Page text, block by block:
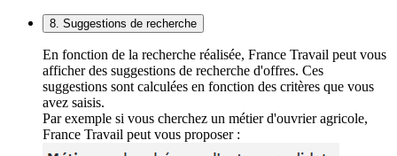
8. Suggestions de recherche
En fonction de la recherche réalisée, France Travail peut vous
afficher des suggestions de recherche d'offres. Ces
suggestions sont calculées en fonction des critères que vous
avez saisis.
Par exemple si vous cherchez un métier d'ouvrier agricole,
France Travail peut vous proposer :